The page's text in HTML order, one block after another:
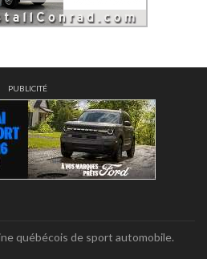
PUBLICITÉ
québécois de sport automobile.